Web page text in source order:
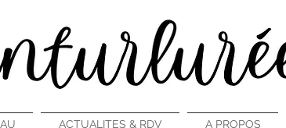
ACTUALITES & RDV A PROPOS